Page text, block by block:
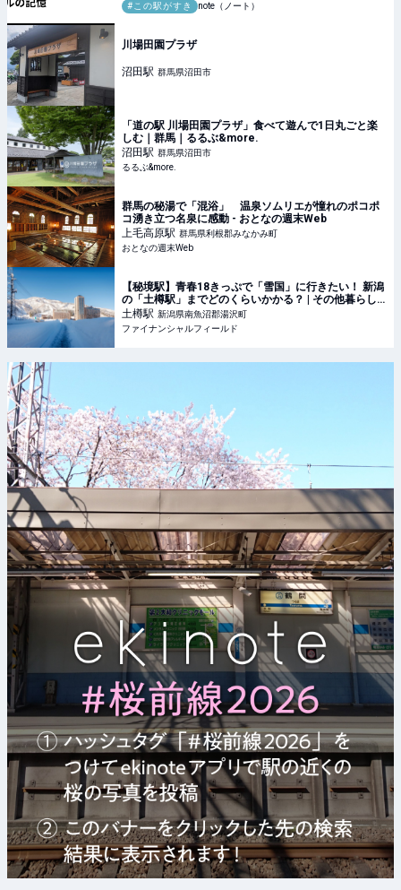
#この駅がすき
note（ノート）
川場田園プラザ
沼田駅 群馬県沼田市
「道の駅 川場田園プラザ」食べて遊んで1日丸ごと楽
しむ｜群馬｜るるぶ&more.
沼田駅 群馬県沼田市
るるぶ&more.
群馬の秘湯で「混浴」 温泉ソムリエが憧れのポコポ
コ湧き立つ名泉に感動 - おとなの週末Web
上毛高原駅 群馬県利根郡みなかみ町
おとなの週末Web
【秘境駅】青春18きっぷで「雪国」に行きたい！ 新潟
の「土樽駅」までどのくらいかかる？ | その他暮らし |
ファイナンシャルフィールド
土樽駅 新潟県南魚沼郡湯沢町
ファイナンシャルフィールド